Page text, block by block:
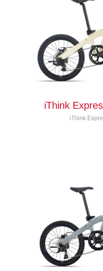
iThink
iThink